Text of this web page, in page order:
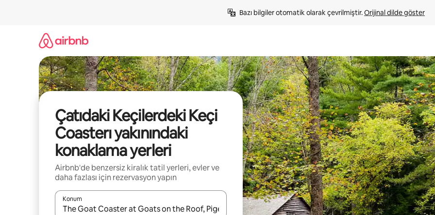
Bazı bilgiler otomatik olarak çevrilmiştir. Orijinal dilde göster
Çatıdaki Keçilerdeki Keçi
Coasterı yakınındaki
konaklama yerleri
Airbnb'de benzersiz kiralık tatil yerleri, evler ve
daha fazlası için rezervasyon yapın
Konum
Sonuçlar kullanılabilir olduğunda yukarı ve aşağı oklarıyla gezinin veya dokunarak ya da kaydırma hareketleriyle